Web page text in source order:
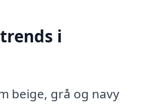
i
beige, grå og navy